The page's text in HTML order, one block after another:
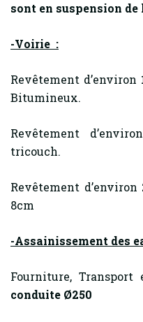
sont en suspension de
-Voirie :
Revêtement d’environ
Bitumineux.
Revêtement
tricouch.
Revêtement d’environ
8cm
-Assainissement des
Fourniture, Transport
conduite Ø250